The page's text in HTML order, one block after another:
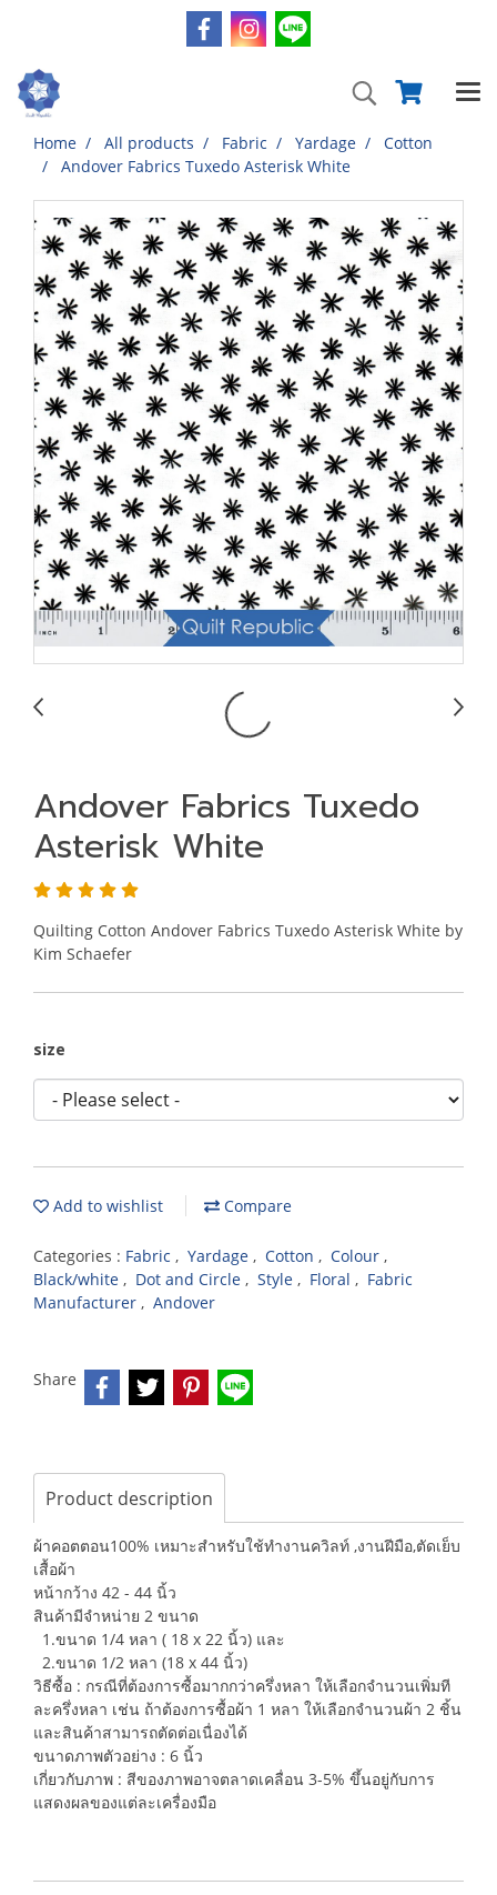
Home All products Fabric Yardage
Cotton
Andover Fabrics Tuxedo Asterisk White
Andover Fabrics Tuxedo
Asterisk White
Quilting Cotton Andover Fabrics Tuxedo Asterisk White by
Kim Schaefer
size
Add to wishlist Compare
Categories : Fabric , Yardage , Cotton , Colour ,
Black/white , Dot and Circle , Style , Floral , Fabric
Manufacturer , Andover
Share
Product description
ผ้าคอตตอน100% เหมาะสำหรับใช้ทำงานควิลท์ ,งานฝีมือ,ตัดเย็บ
เสื้อผ้า
หน้ากว้าง 42 - 44 นิ้ว
สินค้ามีจำหน่าย 2 ขนาด
1.ขนาด 1/4 หลา ( 18 x 22 นิ้ว) และ
2.ขนาด 1/2 หลา (18 x 44 นิ้ว)
วิธีซื้อ : กรณีที่ต้องการซื้อมากกว่าครึ่งหลา ให้เลือกจำนวนเพิ่มที
ละครึ่งหลา เช่น ถ้าต้องการซื้อผ้า 1 หลา ให้เลือกจำนวนผ้า 2 ชิ้น
และสินค้าสามารถตัดต่อเนื่องได้
ขนาดภาพตัวอย่าง : 6 นิ้ว
เกี่ยวกับภาพ : สีของภาพอาจตลาดเคลื่อน 3-5% ขึ้นอยู่กับการ
แสดงผลของแต่ละเครื่องมือ